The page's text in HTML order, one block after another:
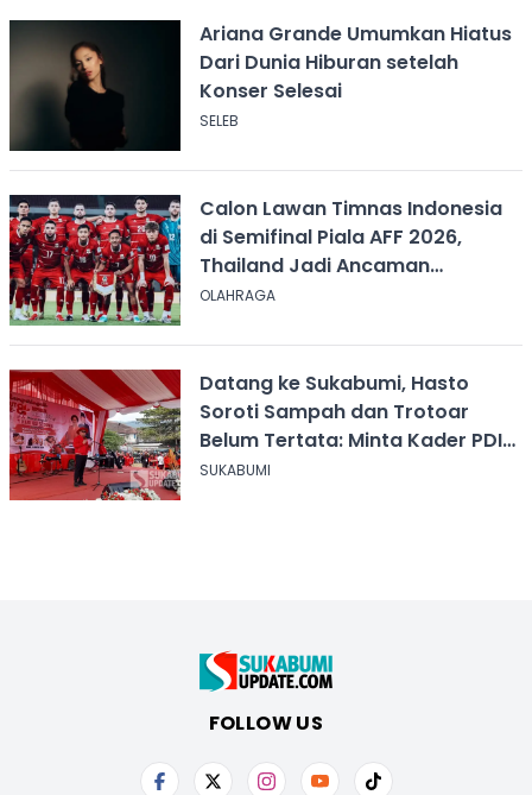
Ariana Grande Umumkan Hiatus
Dari Dunia Hiburan setelah
Konser Selesai
SELEB
Calon Lawan Timnas Indonesia
di Semifinal Piala AFF 2026,
Thailand Jadi Ancaman
Terbesar
OLAHRAGA
Datang ke Sukabumi, Hasto
Soroti Sampah dan Trotoar
Belum Tertata: Minta Kader PDIP
Bersihkan Kota
SUKABUMI
FOLLOW US